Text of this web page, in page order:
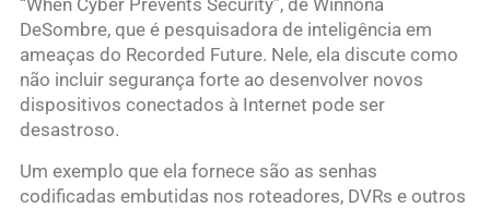
“When Cyber ​​Prevents Security”, de Winnona
DeSombre, que é pesquisadora de inteligência em
ameaças do Recorded Future. Nele, ela discute como
não incluir segurança forte ao desenvolver novos
dispositivos conectados à Internet pode ser
desastroso.
Um exemplo que ela fornece são as senhas
codificadas embutidas nos roteadores, DVRs e outros